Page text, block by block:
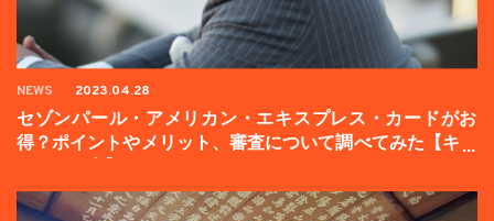
NEWS 2023.04.28
セゾンパール・アメリカン・エキスプレス・カードがお
得？ポイントやメリット、審査について調べてみた【キャ